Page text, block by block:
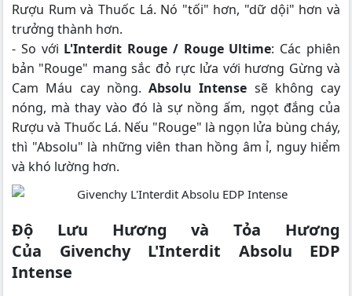
Rượu Rum và Thuốc Lá. Nó "tối" hơn, "dữ dội" hơn và
trưởng thành hơn.
- So với L'Interdit Rouge / Rouge Ultime: Các phiên
bản "Rouge" mang sắc đỏ rực lửa với hương Gừng và
Cam Máu cay nồng. Absolu Intense sẽ không cay
nóng, mà thay vào đó là sự nồng ấm, ngọt đắng của
Rượu và Thuốc Lá. Nếu "Rouge" là ngọn lửa bùng cháy,
thì "Absolu" là những viên than hồng âm ỉ, nguy hiểm
và khó lường hơn.
Độ Lưu Hương và Tỏa Hương
Của Givenchy L'Interdit Absolu EDP
Intense